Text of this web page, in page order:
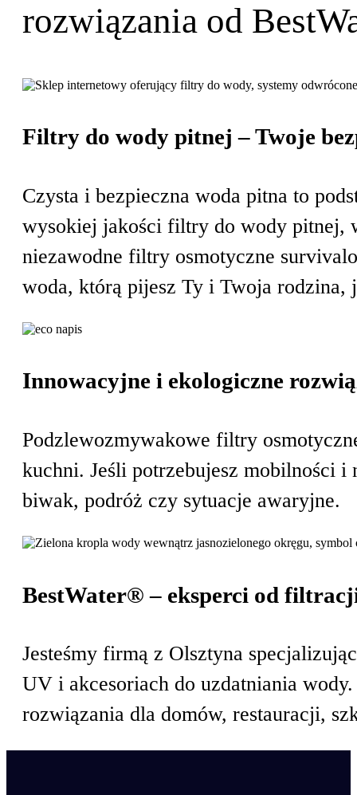
Wkłady i filtry wymienne
Filtry wstępne (sedimentacyjne)
Filtry mineralizujące
Filtry energetyzujace
rozwiązania od
Filtry do wody pitnej – Twoje
Czysta i bezpieczna woda pitna to
wysokiej jakości filtry do wody pitnej,
niezawodne filtry osmotyczne
woda, którą pijesz Ty i Twoja
Innowacyjne i ekologiczne
Podzlewozmywakowe filtry
kuchni. Jeśli potrzebujesz mobilności
biwak, podróż czy sytuacje awaryjne.
BestWater® – eksperci od
Jesteśmy firmą z Olsztyna
UV i akcesoriach do uzdatniania
rozwiązania dla domów, restauracji,